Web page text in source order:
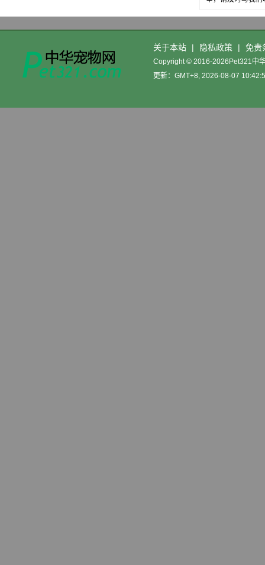
关于本站 | 隐私政策 | 免责
Copyright © 2016-2026Pet321中
更新：GMT+8, 2026-08-07